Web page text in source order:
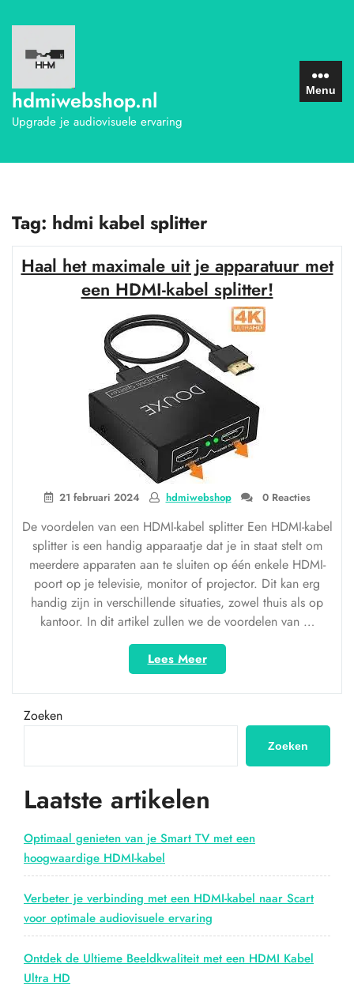
naar
inhoud
hdmiwebshop.nl
Upgrade je audiovisuele ervaring
Menu
Tag: hdmi kabel splitter
Haal het maximale uit je apparatuur met
een HDMI-kabel splitter!
21 februari 2024 hdmiwebshop 0 Reacties
De voordelen van een HDMI-kabel splitter Een HDMI-kabel
splitter is een handig apparaatje dat je in staat stelt om
meerdere apparaten aan te sluiten op één enkele HDMI-
poort op je televisie, monitor of projector. Dit kan erg
handig zijn in verschillende situaties, zowel thuis als op
kantoor. In dit artikel zullen we de voordelen van …
Lees Meer“Haal
het
maximale
je
met
HDMI-
splitter!”
Zoeken
Zoeken
Laatste artikelen
Optimaal genieten van je Smart TV met een
hoogwaardige HDMI-kabel
Verbeter je verbinding met een HDMI-kabel naar Scart
voor optimale audiovisuele ervaring
Ontdek de Ultieme Beeldkwaliteit met een HDMI Kabel
Ultra HD